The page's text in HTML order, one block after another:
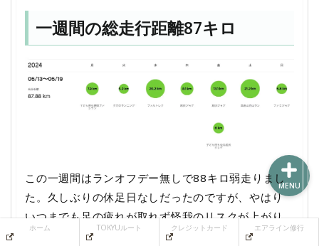
一週間の総走行距離87キロ
この一週間はランオフデー無しで88キロ弱走りまし
た。久しぶりの休足日なしだったのですが、やはり
いつまでも足の疲れが取れず怪我のリスクが上がり
そうです。
ホーム TOKYUルート クレジットカード エアライン修行
MENU
TOKYUルート
クレジットカード
エアライン修行